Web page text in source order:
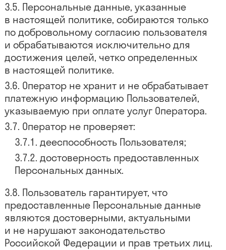
Персональные данные, указанные
в настоящей политике, собираются только
по добровольному согласию пользователя
и обрабатываются исключительно для
достижения целей, четко определенных
в настоящей политике.
Оператор не хранит и не обрабатывает
платежную информацию Пользователей,
указываемую при оплате услуг Оператора.
Оператор не проверяет:
дееспособность Пользователя;
достоверность предоставленных
Персональных данных.
Пользователь гарантирует, что
предоставленные Персональные данные
являются достоверными, актуальными
и не нарушают законодательство
Российской Федерации и прав третьих лиц.